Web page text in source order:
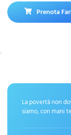
Prenota
La povertà non
siamo, con mani